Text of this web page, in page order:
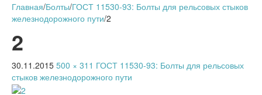
Главная/Болты/ГОСТ 11530-93: Болты для рельсовых стыков
железнодорожного пути/2
2
30.11.2015 500 × 311 ГОСТ 11530-93: Болты для рельсовых
стыков железнодорожного пути